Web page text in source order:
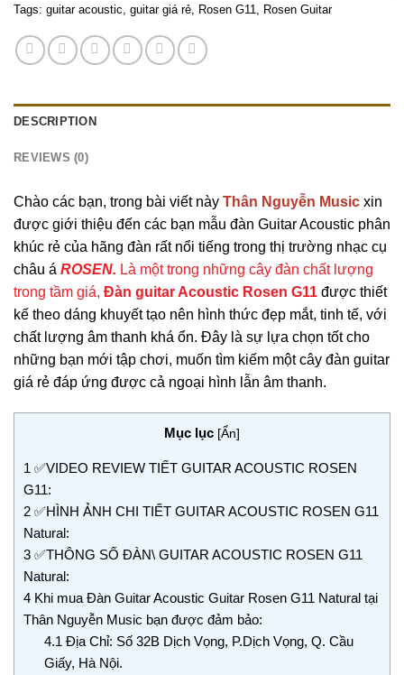
Tags: guitar acoustic, guitar giá rẻ, Rosen G11, Rosen Guitar
DESCRIPTION
REVIEWS (0)
Chào các bạn, trong bài viết này Thân Nguyễn Music xin
được giới thiệu đến các bạn mẫu đàn Guitar Acoustic phân
khúc rẻ của hãng đàn rất nổi tiếng trong thị trường nhạc cụ
châu á ROSEN. Là một trong những cây đàn chất lượng
trong tầm giá, Đàn guitar Acoustic Rosen G11 được thiết
kế theo dáng khuyết tạo nên hình thức đẹp mắt, tinh tế, với
chất lượng âm thanh khá ổn. Đây là sự lựa chọn tốt cho
những bạn mới tập chơi, muốn tìm kiếm một cây đàn guitar
giá rẻ đáp ứng được cả ngoại hình lẫn âm thanh.
Mục lục [Ẩn]
1 ✅VIDEO REVIEW TIẾT GUITAR ACOUSTIC ROSEN
G11:
2 ✅HÌNH ẢNH CHI TIẾT GUITAR ACOUSTIC ROSEN G11
Natural:
3 ✅THÔNG SỐ ĐÀN\ GUITAR ACOUSTIC ROSEN G11
Natural:
4 Khi mua Đàn Guitar Acoustic Guitar Rosen G11 Natural tại
Thân Nguyễn Music bạn được đảm bảo:
4.1 Địa Chỉ: Số 32B Dịch Vọng, P.Dịch Vọng, Q. Cầu
Giấy, Hà Nội.